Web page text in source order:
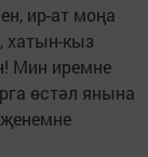
ир-ат моңа
хатын-кыз
Мин иремне
өстәл янына